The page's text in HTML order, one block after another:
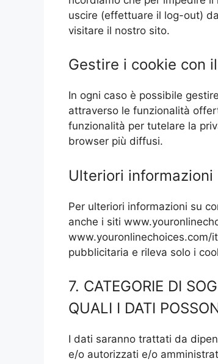
uscire (effettuare il log-out)
visitare il nostro sito.
Gestire i cookie con
In ogni caso è possibile
attraverso le funzionalità
funzionalità per tutelare la
browser più diffusi.
Ulteriori informazioni
Per ulteriori informazioni su
anche i siti
www.youronlinechoices.com/
pubblicitaria e rileva solo i
7. CATEGORIE DI
QUALI I DATI
I dati saranno trattati da
e/o autorizzati e/o